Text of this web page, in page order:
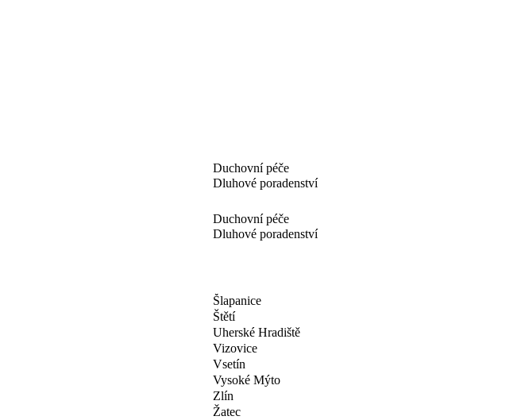
Duchovní péče
Dluhové poradenství
Duchovní péče
Dluhové poradenství
Šlapanice
Štětí
Uherské Hradiště
Vizovice
Vsetín
Vysoké Mýto
Zlín
Žatec